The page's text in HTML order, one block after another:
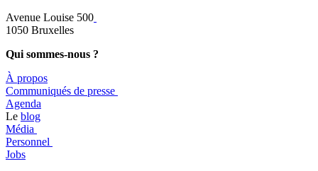
Avenue Louise 500
​1050 Bruxelles
Qui sommes-nous ?
À propos
​​Communiqués de presse
​Agenda
​​Le blog
​Média
Personnel
Jobs